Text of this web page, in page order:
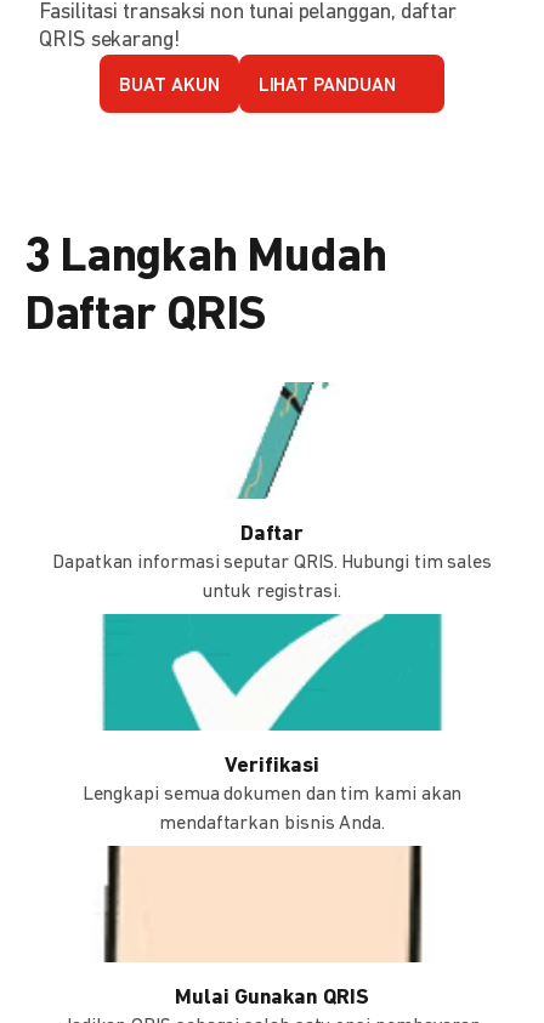
Fasilitasi transaksi non tunai pelanggan, daftar
QRIS sekarang!
BUAT AKUN LIHAT PANDUAN
3 Langkah Mudah
Daftar QRIS
Daftar
Dapatkan informasi seputar QRIS. Hubungi tim sales
untuk registrasi.
Verifikasi
Lengkapi semua dokumen dan tim kami akan
mendaftarkan bisnis Anda.
Mulai Gunakan QRIS